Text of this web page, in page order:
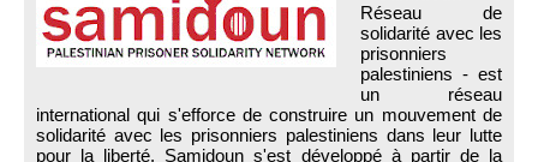
Réseau de
solidarité avec les
prisonniers
palestiniens - est
un réseau
international qui s'efforce de construire un mouvement de
solidarité avec les prisonniers palestiniens dans leur lutte
pour la liberté. Samidoun s'est développé à partir de la